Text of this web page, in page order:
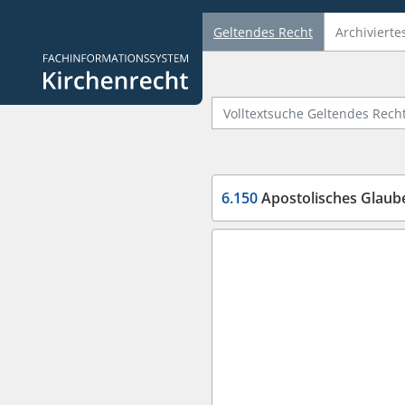
Logo Fachinformationssystem Kirchenrecht
Geltendes Recht
Volltextsuche Geltendes Recht
6.150Apostolisches